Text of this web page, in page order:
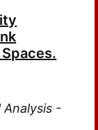
Analysis -